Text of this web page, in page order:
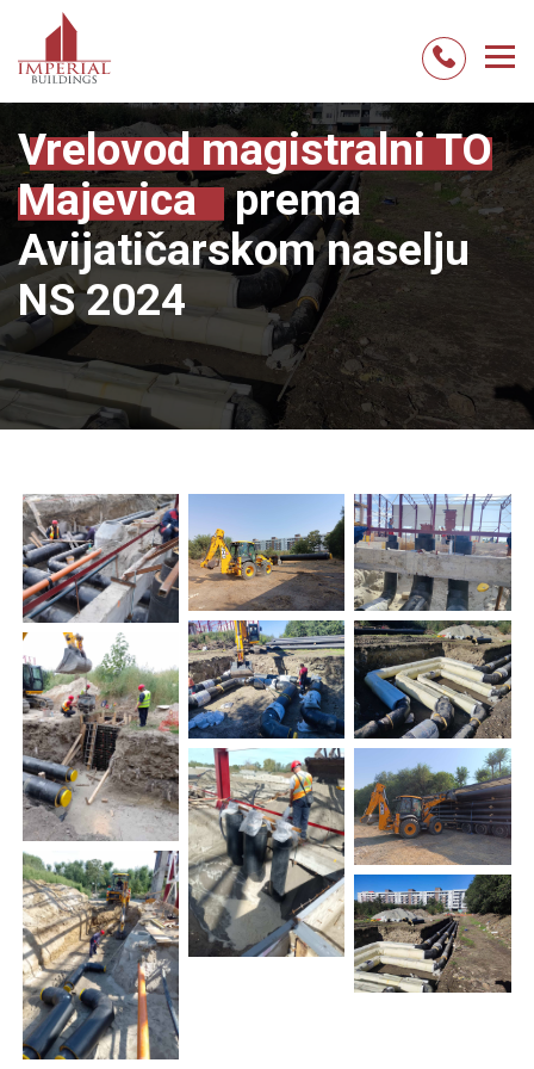
content
Vrelovod magistralni TO
Majevica prema
Avijatičarskom naselju
NS 2024